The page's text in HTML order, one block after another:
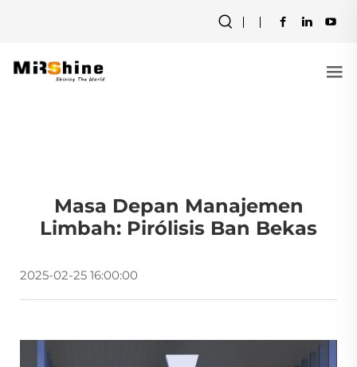
Masa Depan Manajemen
Limbah: Pirólisis Ban Bekas
2025-02-25 16:00:00